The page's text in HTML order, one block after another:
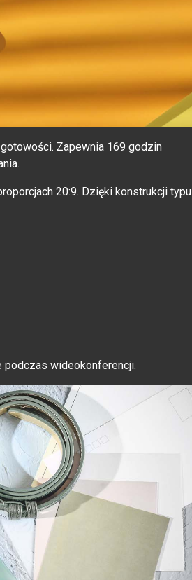
Zapewnia 169 godzin
20:9. Dzięki konstrukcji typu
podczas wideokonferencji.